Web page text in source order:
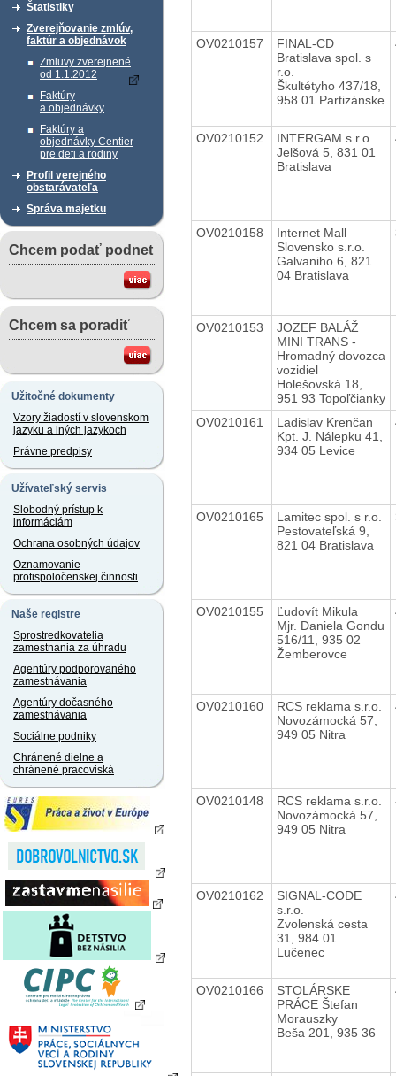
Štatistiky
Zverejňovanie zmlúv,
faktúr a objednávok
Zmluvy zverejnené
od 1.1.2012
Faktúry
a objednávky
Faktúry a
objednávky Centier
pre deti a rodiny
Profil verejného
obstarávateľa
Správa majetku
Chcem podať podnet
Chcem sa poradiť
Užitočné dokumenty
Vzory žiadostí v slovenskom
jazyku a iných jazykoch
Právne predpisy
Užívateľský servis
Slobodný prístup k
informáciám
Ochrana osobných údajov
Oznamovanie
protispoločenskej činnosti
Naše registre
Sprostredkovatelia
zamestnania za úhradu
Agentúry podporovaného
zamestnávania
Agentúry dočasného
zamestnávania
Sociálne podniky
Chránené dielne a
chránené pracoviská
OV0210157
FINAL-CD
Bratislava spol. s
r.o.
Škultétyho 437/18,
958 01 Partizánske
OV0210152
INTERGAM s.r.o.
Jelšová 5, 831 01
Bratislava
OV0210158
Internet Mall
Slovensko s.r.o.
Galvaniho 6, 821
04 Bratislava
OV0210153
JOZEF BALÁŽ
MINI TRANS -
Hromadný dovozca
vozidiel
Holešovská 18,
951 93 Topoľčianky
OV0210161
Ladislav Krenčan
Kpt. J. Nálepku 41,
934 05 Levice
OV0210165
Lamitec spol. s r.o.
Pestovateľská 9,
821 04 Bratislava
OV0210155
Ľudovít Mikula
Mjr. Daniela Gondu
516/11, 935 02
Žemberovce
OV0210160
RCS reklama s.r.o.
Novozámocká 57,
949 05 Nitra
OV0210148
RCS reklama s.r.o.
Novozámocká 57,
949 05 Nitra
OV0210162
SIGNAL-CODE
s.r.o.
Zvolenská cesta
31, 984 01
Lučenec
OV0210166
STOLÁRSKE
PRÁCE Štefan
Morauszky
Beša 201, 935 36